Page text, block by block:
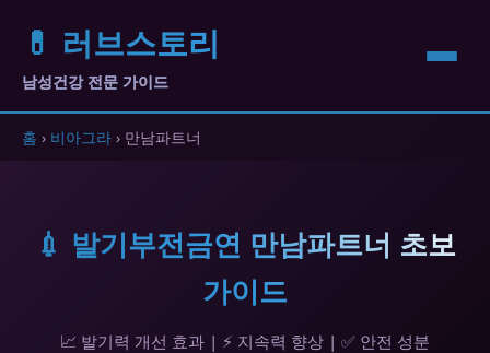
💊 러브스토리
남성건강 전문 가이드
홈 › 비아그라 › 만남파트너
💉 발기부전금연 만남파트너 초보
가이드
📈 발기력 개선 효과 | ⚡ 지속력 향상 | ✅ 안전 성분